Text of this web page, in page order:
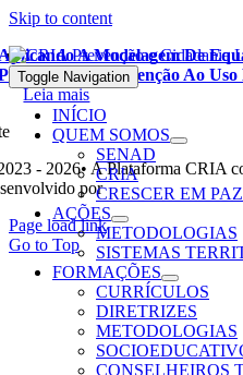
Skip to content
Toggle Navigation
INÍCIO
QUEM SOMOS
SENAD
CRIA
CRESCER EM PAZ
AÇÕES
METODOLOGIAS
SISTEMAS
FORMAÇÕES
CURRÍCULOS
DIRETRIZES
METODOLOGIAS
CONSELHEIROS
A Modelagem De
De Prevenção Ao
Leia mais
- 2026• A Plataforma CRIA
porOhpá! Design e
Page load link
Go to Top